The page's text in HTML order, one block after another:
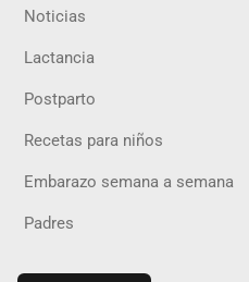
Noticias
Lactancia
Postparto
Recetas para niños
Embarazo semana a semana
Padres